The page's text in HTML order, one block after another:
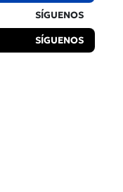
SÍGUENOS
SÍGUENOS